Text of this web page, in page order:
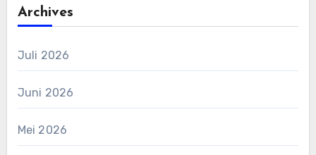
Archives
Juli 2026
Juni 2026
Mei 2026